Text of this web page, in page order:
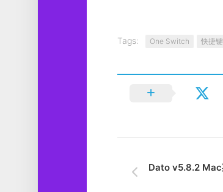
Tags: One Switch 快捷键
Dato v5.8.2 Mac